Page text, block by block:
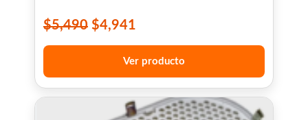
$5,490 $4,941
Ver producto